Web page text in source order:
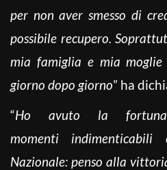
per non aver smesso di
possibile recupero.
mia famiglia e mia
giorno dopo giorno” ha
“Ho avuto la
momenti
Nazionale: penso alla